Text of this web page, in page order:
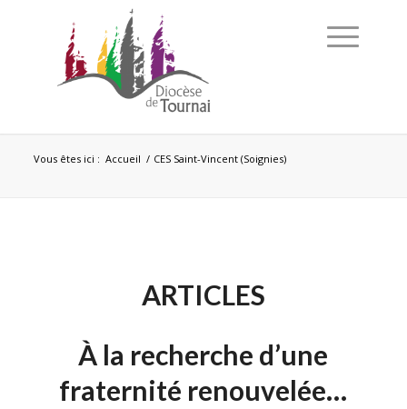
Vous êtes ici : Accueil / CES Saint-Vincent (Soignies)
ARTICLES
À la recherche d’une
fraternité renouvelée…